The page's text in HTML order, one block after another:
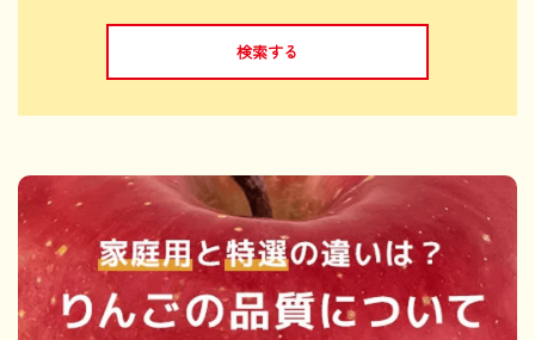
検索する
キーワード
カテゴリー